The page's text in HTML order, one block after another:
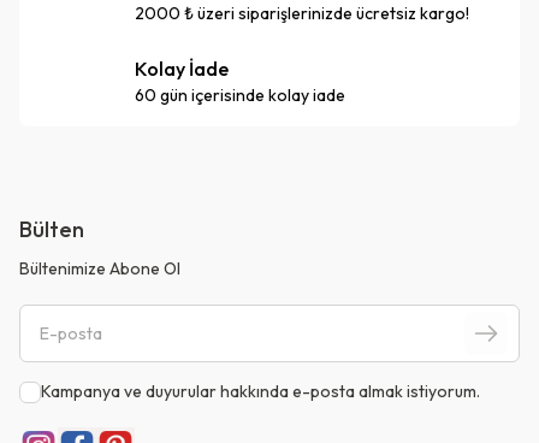
2000 ₺ üzeri siparişlerinizde ücretsiz kargo!
Kolay İade
60 gün içerisinde kolay iade
Bülten
Bültenimize Abone Ol
Kampanya ve duyurular hakkında e-posta almak istiyorum.